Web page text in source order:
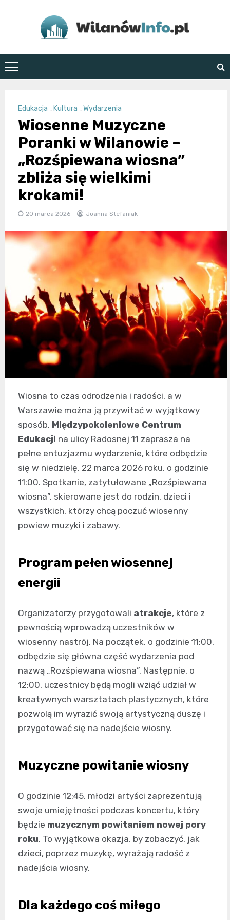
WilanówInfo.pl
Edukacja , Kultura ,Wydarzenia
Wiosenne Muzyczne
Poranki w Wilanowie –
„Rozśpiewana wiosna”
zbliża się wielkimi
krokami!
20 marca 2026 Joanna Stefaniak
Wiosna to czas odrodzenia i radości, a w
Warszawie można ją przywitać w wyjątkowy
sposób. Międzypokoleniowe Centrum
Edukacji na ulicy Radosnej 11 zaprasza na
pełne entuzjazmu wydarzenie, które odbędzie
się w niedzielę, 22 marca 2026 roku, o godzinie
11:00. Spotkanie, zatytułowane „Rozśpiewana
wiosna”, skierowane jest do rodzin, dzieci i
wszystkich, którzy chcą poczuć wiosenny
powiew muzyki i zabawy.
Program pełen wiosennej
energii
Organizatorzy przygotowali atrakcje, które z
pewnością wprowadzą uczestników w
wiosenny nastrój. Na początek, o godzinie 11:00,
odbędzie się główna część wydarzenia pod
nazwą „Rozśpiewana wiosna”. Następnie, o
12:00, uczestnicy będą mogli wziąć udział w
kreatywnych warsztatach plastycznych, które
pozwolą im wyrazić swoją artystyczną duszę i
przygotować się na nadejście wiosny.
Muzyczne powitanie wiosny
O godzinie 12:45, młodzi artyści zaprezentują
swoje umiejętności podczas koncertu, który
będzie muzycznym powitaniem nowej pory
roku. To wyjątkowa okazja, by zobaczyć, jak
dzieci, poprzez muzykę, wyrażają radość z
nadejścia wiosny.
Dla każdego coś miłego